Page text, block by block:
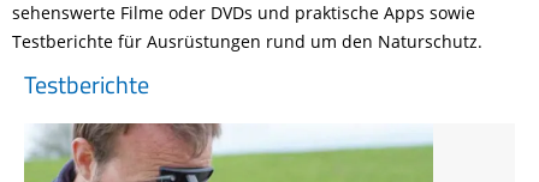
sehenswerte Filme oder DVDs und praktische Apps sowie
Testberichte für Ausrüstungen rund um den Naturschutz.
Testberichte